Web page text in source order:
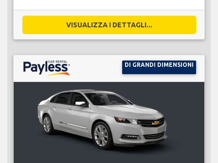
VISUALIZZA I DETTAGLI...
DI GRANDI DIMENSIONI